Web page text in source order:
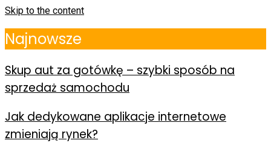
Skip to the content
Najnowsze
Skup aut za gotówkę – szybki sposób na
sprzedaż samochodu
Jak dedykowane aplikacje internetowe
zmieniają rynek?